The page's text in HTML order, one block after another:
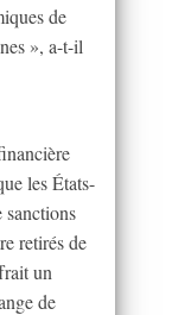
de
», a-t-il
les États-
sanctions
retirés de
un
de